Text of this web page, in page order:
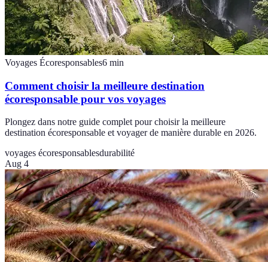
Voyages Écoresponsables6 min
Comment choisir la meilleure destination
écoresponsable pour vos voyages
Plongez dans notre guide complet pour choisir la meilleure
destination écoresponsable et voyager de manière durable en 2026.
voyages écoresponsablesdurabilité
Aug 4